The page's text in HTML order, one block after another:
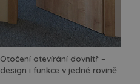
reverzní dveře
atypické dveře a zárubně
Otočení otevírání dovnitř –
design i funkce v jedné rovině